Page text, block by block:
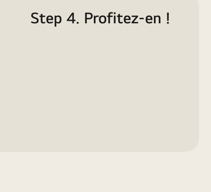
Step 4. Profitez-en !